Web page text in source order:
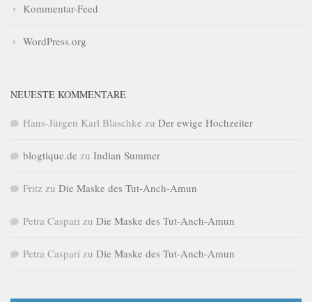
Kommentar-Feed
WordPress.org
NEUESTE KOMMENTARE
Hans-Jürgen Karl Blaschke zu Der ewige Hochzeiter
blogtique.de zu Indian Summer
Fritz zu Die Maske des Tut-Anch-Amun
Petra Caspari zu Die Maske des Tut-Anch-Amun
Petra Caspari zu Die Maske des Tut-Anch-Amun